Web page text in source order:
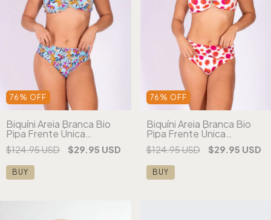
76 % OFF
Biquíni Areia Branca Bio
Pipa Frente Única
Estampado Vermelho
(cópia)
$124.95 USD $29.95 USD
BUY
76 % OFF
Biquíni Areia Branca Bio
Pipa Frente Única
Estampado Vermelho
$124.95 USD $29.95 USD
BUY